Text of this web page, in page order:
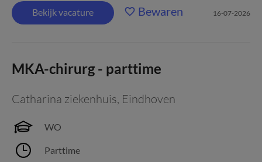
Bekijk vacature Bewaren 16-07-2026
MKA-chirurg - parttime
Catharina ziekenhuis, Eindhoven
WO
Parttime